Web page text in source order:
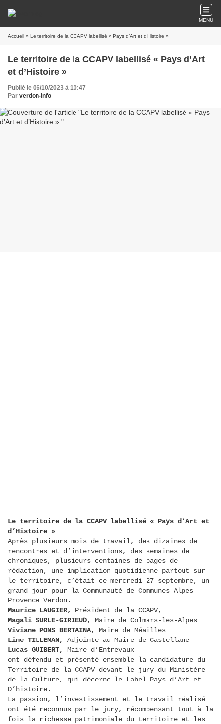
MENU
Accueil » Le territoire de la CCAPV labellisé « Pays d’Art et d’Histoire »
Le territoire de la CCAPV labellisé « Pays d’Art
et d’Histoire »
Publié le 06/10/2023 à 10:47
Par verdon-info
Le territoire de la CCAPV labellisé « Pays d’Art et
d’Histoire »
Après plusieurs mois de travail, des dizaines de
rencontres et d’interventions, des semaines de
chroniques, plusieurs centaines de pages de
rédaction, une implication quotidienne partout sur
le territoire, c’était ce mercredi 27 septembre, un
grand jour pour la Communauté de Communes Alpes
Provence Verdon.
Maurice LAUGIER,
Président de la CCAPV,
Magali SURLE-GIRIEUD,
Maire de Colmars-les-Alpes
Viviane PONS BERTAINA,
Maire de Méailles
Line TILLEMAN,
Adjointe au Maire de Castellane
Lucas GUIBERT,
Maire d’Entrevaux
ont défendu et présenté ensemble la candidature du
Territoire de la CCAPV devant le jury du Ministère
de la Culture, qui décerne le Label Pays d’Art et
D’histoire.
La passion, l’investissement et le travail réalisé
ont été reconnus par le jury, récompensant tout à la
fois la richesse patrimoniale du territoire et les